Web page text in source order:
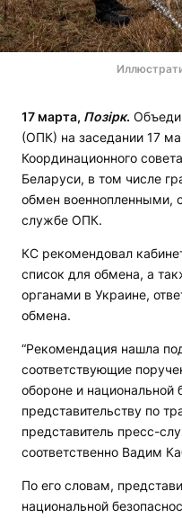
17 марта, Позірк.
(ОПК) на заседании 17
Координационного
Беларуси, в том числе
обмен военнопленными,
службе ОПК.
КС рекомендовал
список для обмена, а
органами в Украине,
обмена.
“Рекомендация нашла
соответствующие
обороне и национальной
представительству по
представитель пресс-
соответственно Вадим
По его словам,
национальной